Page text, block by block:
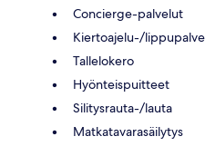
Concierge-palvelut
Kiertoajelu-/
Tallelokero
Hyönteispuitteet
Silitysrauta-/lauta
Matkatavarasäilytys